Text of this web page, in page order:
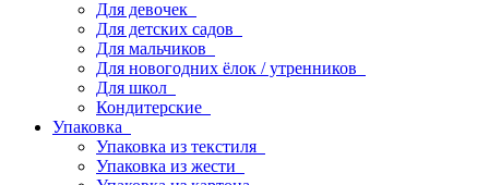
Для девочек
Для детских садов
Для мальчиков
Для новогодних ёлок / утренников
Для школ
Кондитерские
Упаковка
Упаковка из текстиля
Упаковка из жести